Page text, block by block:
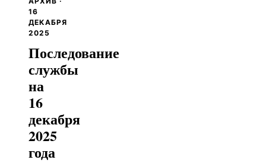
16
ДЕКАБРЯ
2025
Последование
службы
на
16
декабря
2025
года